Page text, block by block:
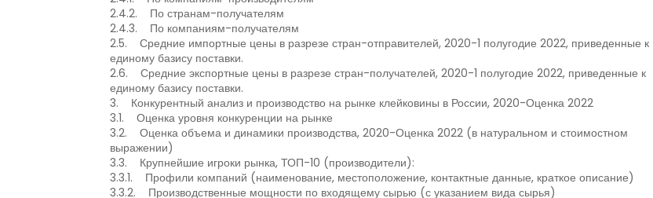
2.4.2. По странам-получателям
2.4.3. По компаниям-получателям
2.5. Средние импортные цены в разрезе стран-отправителей, 2020-1 полугодие 2022, приведенные к
единому базису поставки.
2.6. Средние экспортные цены в разрезе стран-получателей, 2020-1 полугодие 2022, приведенные к
единому базису поставки.
3. Конкурентный анализ и производство на рынке клейковины в России, 2020-Оценка 2022
3.1. Оценка уровня конкуренции на рынке
3.2. Оценка объема и динамики производства, 2020-Оценка 2022 (в натуральном и стоимостном
выражении)
3.3. Крупнейшие игроки рынка, ТОП-10 (производители):
3.3.1. Профили компаний (наименование, местоположение, контактные данные, краткое описание)
3.3.2. Производственные мощности по входящему сырью (с указанием вида сырья)